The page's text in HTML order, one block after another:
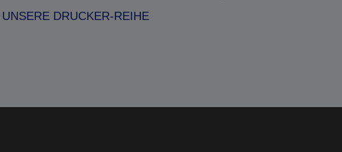
UNSERE DRUCKER-REIHE